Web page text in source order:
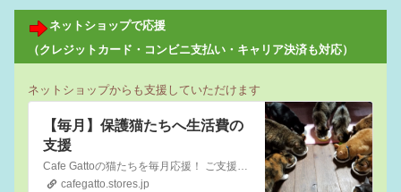
ネットショップで応援
（クレジットカード・コンビニ支払い・キャリア決済も対応）
ネットショップからも支援していただけます
【毎月】保護猫たちへ生活費の
支援
Cafe Gattoの猫たちを毎月応援！ ご支援金は保護猫たちのご飯代や医療費など保護猫カフェの運営費に充てられます。 猫たちの居場所を守り、1匹でも多くの猫たちに家族を見つけられるよう 皆さまのご協力をお願いいたします！ ☆毎月御礼のメッセージを送らせていただきます☆
cafegatto.stores.jp